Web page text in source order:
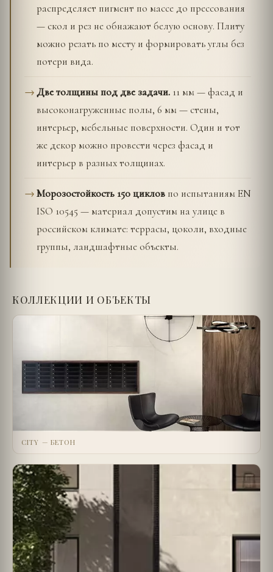
распределяет пигмент по массе до прессования
— скол и рез не обнажают белую основу. Плиту
можно резать по месту и формировать углы без
потери вида.
Две толщины под две задачи. 11 мм — фасад и
высоконагруженные полы, 6 мм — стены,
интерьер, мебельные поверхности. Один и тот
же декор можно провести через фасад и
интерьер в разных толщинах.
Морозостойкость 150 циклов по испытаниям EN
ISO 10545 — материал допустим на улице в
российском климате: террасы, цоколи, входные
группы, ландшафтные объекты.
КОЛЛЕКЦИИ И ОБЪЕКТЫ
CITY — БЕТОН